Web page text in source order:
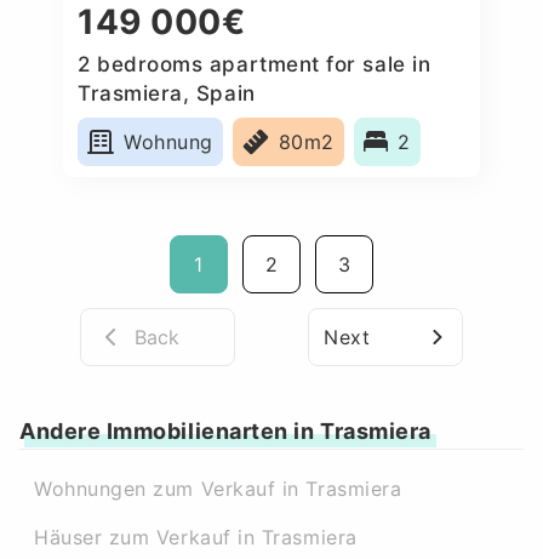
149 000€
2 bedrooms apartment for sale in
Trasmiera, Spain
Wohnung
80m2 2
1 2 3
Back Next
Andere Immobilienarten in Trasmiera
Wohnungen zum Verkauf in Trasmiera
Häuser zum Verkauf in Trasmiera